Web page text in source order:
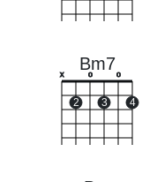
Bm7
x
2
o
3
o
4